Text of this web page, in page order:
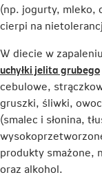
(np. jogurty, mleko,
cierpi na
W diecie w
uchyłki jelita grubego
cebulowe,
gruszki, śliwki,
(smalec i słonina,
produkty smażone,
oraz alkohol.